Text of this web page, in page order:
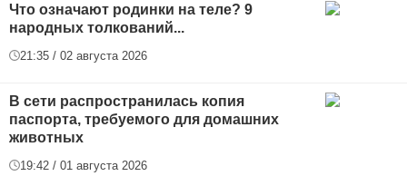
Что означают родинки на теле? 9
народных толкований...
21:35 / 02 августа 2026
В сети распространилась копия
паспорта, требуемого для домашних
животных
19:42 / 01 августа 2026